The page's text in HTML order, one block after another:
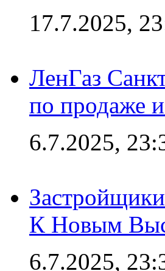
17.7.2025,
ЛенГаз
по продаже
6.7.2025,
К Новым
6.7.2025,